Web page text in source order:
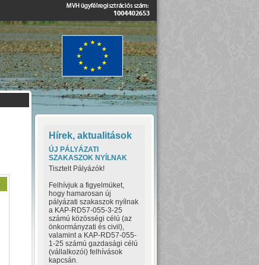
Hírek, aktualitások
ÚJ PÁLYÁZATI
SZAKASZOK NYÍLNAK
Tisztelt Pályázók!
Felhívjuk a figyelmüket,
hogy hamarosan új
pályázati szakaszok nyílnak
a KAP-RD57-055-3-25
számú közösségi célú (az
önkormányzati és civil),
valamint a KAP-RD57-055-
1-25 számú gazdasági célú
(vállalkozói) felhívások
kapcsán.